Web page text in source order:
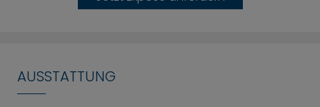
modernisierte Badezimmer mit beigen Fliesen,
AUSSTATTUNG